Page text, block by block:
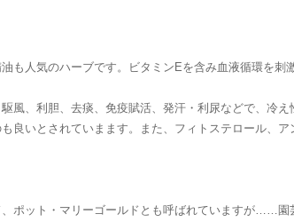
人気のハーブです。ビタミンEを含み血液循環を
、利胆、去痰、免疫賦活、発汗・利尿などで、冷
いとされていまます。また、フィトステロール、
ポット・マリーゴールドとも呼ばれていますが……